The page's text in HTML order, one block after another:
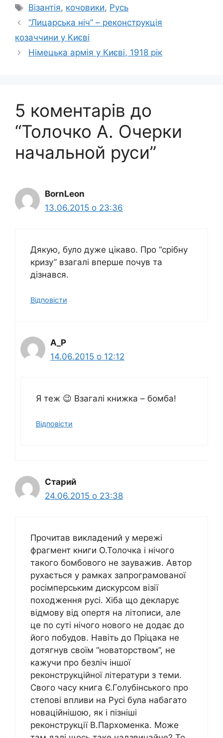
Позначки
Візантія, кочовики, Русь
“Лицарська ніч” – реконструкція
козаччини у Києві
Німецька армія у Києві, 1918 рік
5 коментарів до
“Толочко А. Очерки
начальной руси”
BornLeon
13.06.2015 о 23:36
Дякую, було дуже цікаво. Про “срібну
кризу” взагалі вперше почув та
дізнався.
Відповіcти
A_P
14.06.2015 о 12:12
Я теж 😉 Взагалі книжка – бомба!
Відповіcти
Старий
24.06.2015 о 23:38
Прочитав викладений у мережі
фрагмент книги О.Толочка і нічого
такого бомбового не зауважив. Автор
рухається у рамках запрограмованої
росімперським дискурсом візії
походження русі. Хіба що декларує
відмову від опертя на літописи, але
це по суті нічого нового не додає до
його побудов. Навіть до Пріцака не
дотягнув своїм “новаторством”, не
кажучи про безліч іншої
реконструкційної літератури з теми.
Свого часу книга Є.Голубінського про
степові впливи на Русі була набагато
новаційнішою, як і пізніші
реконструкції В.Пархоменка. Може